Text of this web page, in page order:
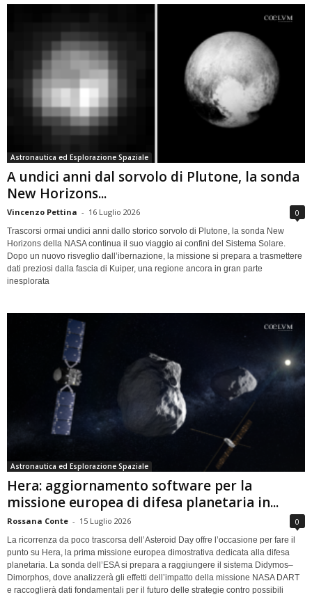
Astronautica ed Esplorazione Spaziale
A undici anni dal sorvolo di Plutone, la sonda
New Horizons...
Vincenzo Pettina - 16 Luglio 2026 0
Trascorsi ormai undici anni dallo storico sorvolo di Plutone, la sonda New
Horizons della NASA continua il suo viaggio ai confini del Sistema Solare.
Dopo un nuovo risveglio dall’ibernazione, la missione si prepara a trasmettere
dati preziosi dalla fascia di Kuiper, una regione ancora in gran parte
inesplorata
Astronautica ed Esplorazione Spaziale
Hera: aggiornamento software per la
missione europea di difesa planetaria in...
Rossana Conte - 15 Luglio 2026 0
La ricorrenza da poco trascorsa dell’Asteroid Day offre l’occasione per fare il
punto su Hera, la prima missione europea dimostrativa dedicata alla difesa
planetaria. La sonda dell’ESA si prepara a raggiungere il sistema Didymos–
Dimorphos, dove analizzerà gli effetti dell’impatto della missione NASA DART
e raccoglierà dati fondamentali per il futuro delle strategie contro possibili